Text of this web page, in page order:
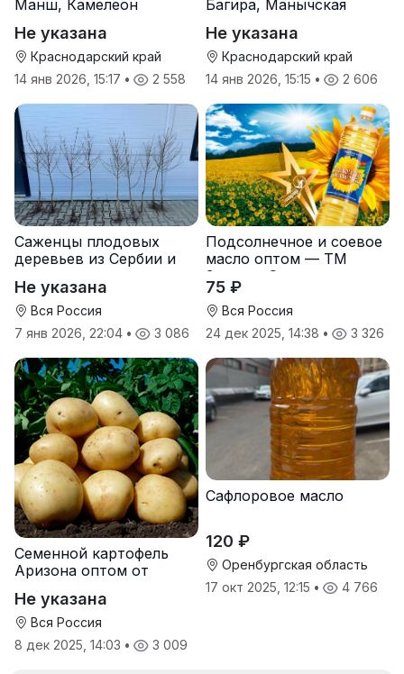
Манш, Камелеон
Не указана
Краснодарский край
14 янв 2026, 15:17 • 2 558
Багира, Манычская
Не указана
Краснодарский край
14 янв 2026, 15:15 • 2 606
Саженцы плодовых
деревьев из Сербии и
Не указана
Вся Россия
7 янв 2026, 22:04 • 3 086
Подсолнечное и соевое
масло оптом — ТМ
Золотая Семечка
75 ₽
Вся Россия
24 дек 2025, 14:38 • 3 326
Семенной картофель
Аризона оптом от
Не указана
Вся Россия
8 дек 2025, 14:03 • 3 009
Сафлоровое масло
120 ₽
Оренбургская область
17 окт 2025, 12:15 • 4 766